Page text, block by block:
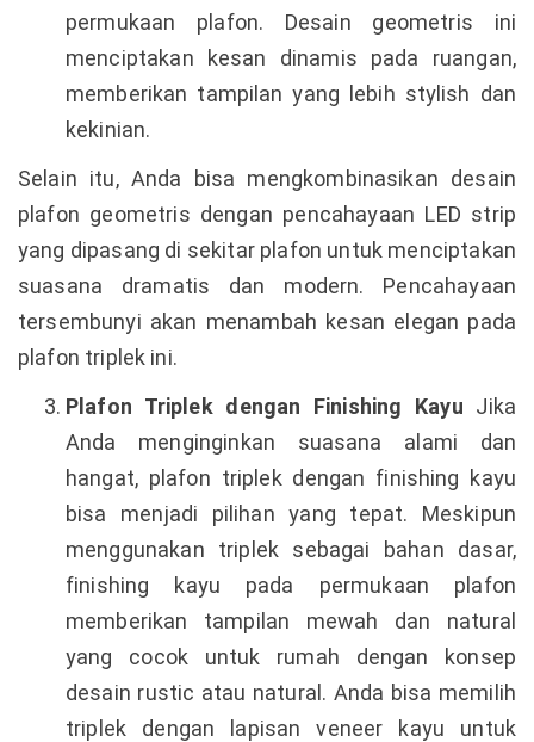
permukaan plafon. Desain geometris ini
menciptakan kesan dinamis pada ruangan,
memberikan tampilan yang lebih stylish dan
kekinian.
Selain itu, Anda bisa mengkombinasikan desain
plafon geometris dengan pencahayaan LED strip
yang dipasang di sekitar plafon untuk menciptakan
suasana dramatis dan modern. Pencahayaan
tersembunyi akan menambah kesan elegan pada
plafon triplek ini.
Plafon Triplek dengan Finishing Kayu Jika
Anda menginginkan suasana alami dan
hangat, plafon triplek dengan finishing kayu
bisa menjadi pilihan yang tepat. Meskipun
menggunakan triplek sebagai bahan dasar,
finishing kayu pada permukaan plafon
memberikan tampilan mewah dan natural
yang cocok untuk rumah dengan konsep
desain rustic atau natural. Anda bisa memilih
triplek dengan lapisan veneer kayu untuk